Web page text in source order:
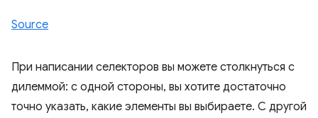
Source
При написании селекторов вы можете столкнуться с
дилеммой: с одной стороны, вы хотите достаточно
точно указать, какие элементы вы выбираете. С другой